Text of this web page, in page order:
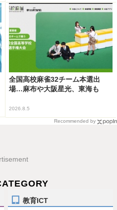
全国高校麻雀32チーム本選出
場…麻布や大阪星光、東海も
2026.8.5
Recommended by
教育ICT